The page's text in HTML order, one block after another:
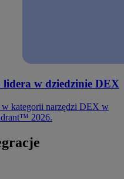
lidera w dziedzinie DEX
w kategorii narzędzi DEX w
2026.